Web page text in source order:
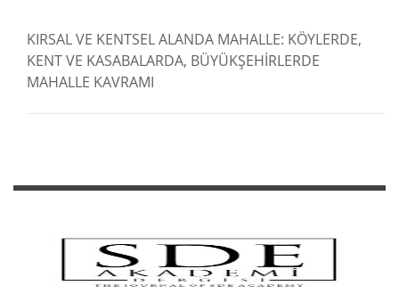
KIRSAL VE KENTSEL ALANDA MAHALLE: KÖYLERDE,
KENT VE KASABALARDA, BÜYÜKŞEHİRLERDE
MAHALLE KAVRAMI